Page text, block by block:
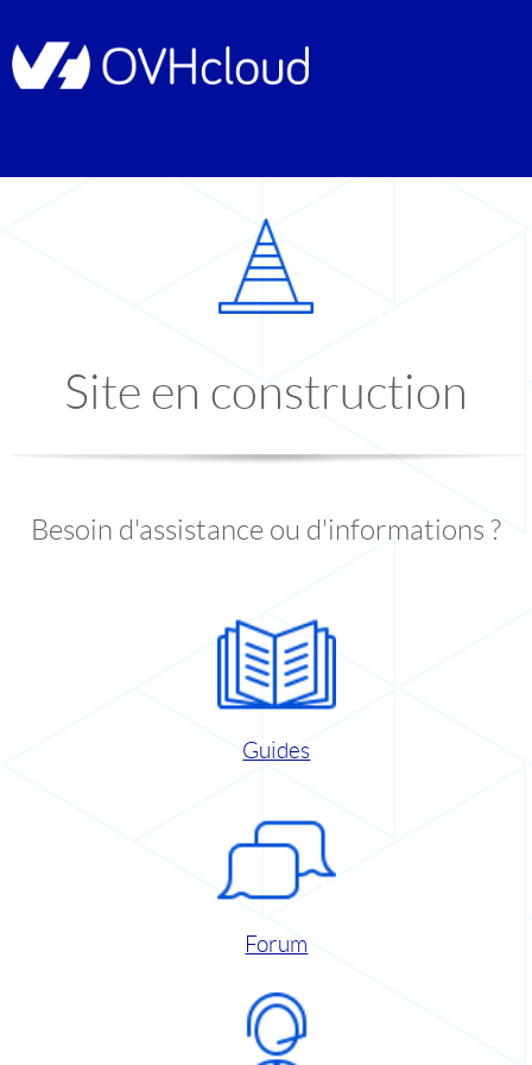
Site en construction
Besoin d'assistance ou d'informations ?
Guides
Forum